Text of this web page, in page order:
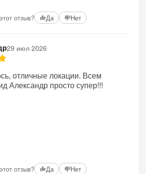
отзыв? Да Нет
29 июл 2026
отличные локации. Всем
Александр просто супер!!!
отзыв? Да Нет